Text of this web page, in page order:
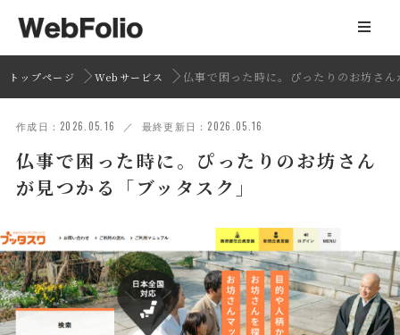
トップページ Webサービス 仏事で困った時に。ぴったりのお坊さ
作成日：2026.05.16 ／ 最終更新日：2026.05.16
仏事で困った時に。ぴったりのお坊さん
が見つかる「ブッタスク」